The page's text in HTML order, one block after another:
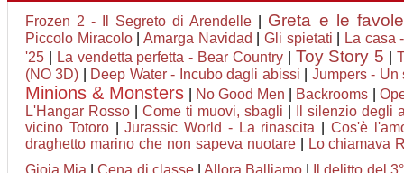
Frozen 2 - Il Segreto di Arendelle Greta e le
Piccolo Miracolo| Amarga Navidad Gli spietati
La casa
'25
La vendetta perfetta - Bear Country| Toy Story 5
(NO 3D)
Deep Water - Incubo dagli abissi Jumpers - Un
Minions & Monsters No Good Men Backrooms
L'Hangar Rosso
Come ti muovi, sbagli
Il silenzio degli
vicino Totoro|Jurassic World - La rinascita
Cos'è
draghetto marino che non sapeva nuotare|
Lo chiamava
Gioia Mia |Cena di classe| Allora Balliamo Il delitto del